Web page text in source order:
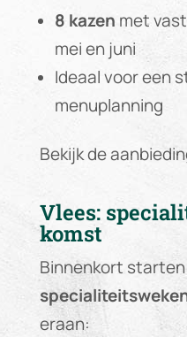
8 kazen met
mei en juni
Ideaal voor een
menuplanning
Bekijk de
Vlees:
komst
Binnenkort
eraan: